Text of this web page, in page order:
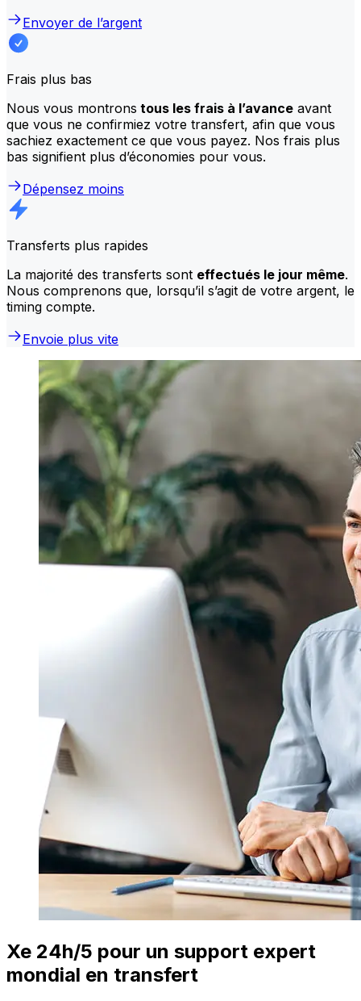
Envoyer de l’argent
Frais plus bas
Nous vous montrons tous les frais à l’avance avant
que vous ne confirmiez votre transfert, afin que vous
sachiez exactement ce que vous payez. Nos frais plus
bas signifient plus d’économies pour vous.
Dépensez moins
Transferts plus rapides
La majorité des transferts sont effectués le jour même.
Nous comprenons que, lorsqu’il s’agit de votre argent, le
timing compte.
Envoie plus vite
Xe 24h/5 pour un support expert
mondial en transfert